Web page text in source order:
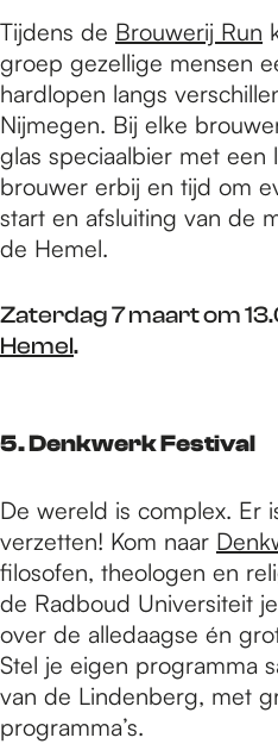
Tijdens de Brouwerij Run
groep gezellige mensen
hardlopen langs
Nijmegen. Bij elke
glas speciaalbier met een
brouwer erbij en tijd om
start en afsluiting van de
de Hemel.
Zaterdag 7 maart om
Hemel.
5. Denkwerk Festival
De wereld is complex. Er
verzetten! Kom naar
filosofen, theologen en
de Radboud Universiteit
over de alledaagse én
Stel je eigen programma
van de Lindenberg, met
programma’s.